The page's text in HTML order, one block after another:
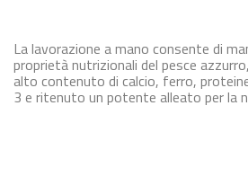
La lavorazione a mano consente di
proprietà nutrizionali del pesce
alto contenuto di calcio, ferro,
3 e ritenuto un potente alleato per la